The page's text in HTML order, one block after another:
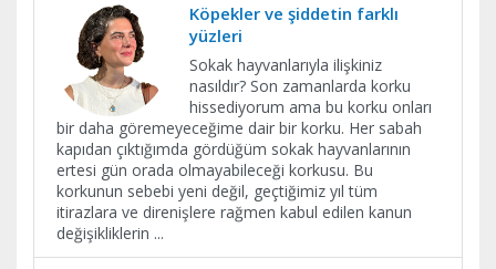
Köpekler ve şiddetin farklı
yüzleri
Sokak hayvanlarıyla ilişkiniz
nasıldır? Son zamanlarda korku
hissediyorum ama bu korku onları
bir daha göremeyeceğime dair bir korku. Her sabah
kapıdan çıktığımda gördüğüm sokak hayvanlarının
ertesi gün orada olmayabileceği korkusu. Bu
korkunun sebebi yeni değil, geçtiğimiz yıl tüm
itirazlara ve direnişlere rağmen kabul edilen kanun
değişikliklerin ...